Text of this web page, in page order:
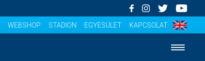
WEBSHOP STADION EGYESÜLET KAPCSOLAT